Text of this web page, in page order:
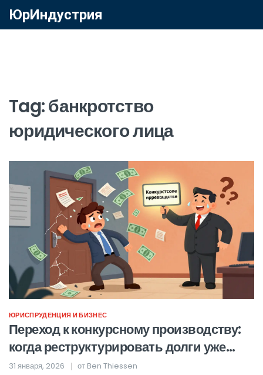
ЮрИндустрия
Tag: банкротство
юридического лица
ЮРИСПРУДЕНЦИЯ И БИЗНЕС
Переход к конкурсному производству:
когда реструктурировать долги уже
бесполезно
31 января, 2026 от Ben Thiessen